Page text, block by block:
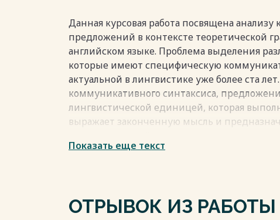
Данная курсовая работа посвящена
предложений в контексте теоретической
английском языке. Проблема выделения
которые имеют специфическую
актуальной в лингвистике уже более ста
коммуникативного синтаксиса,
лингвистической единицей, которая
выражает законченную мысль и
определяет не только содержание, но и
коммуникативно-синтаксического
Показать еще текст
ОТРЫВОК ИЗ РАБОТЫ